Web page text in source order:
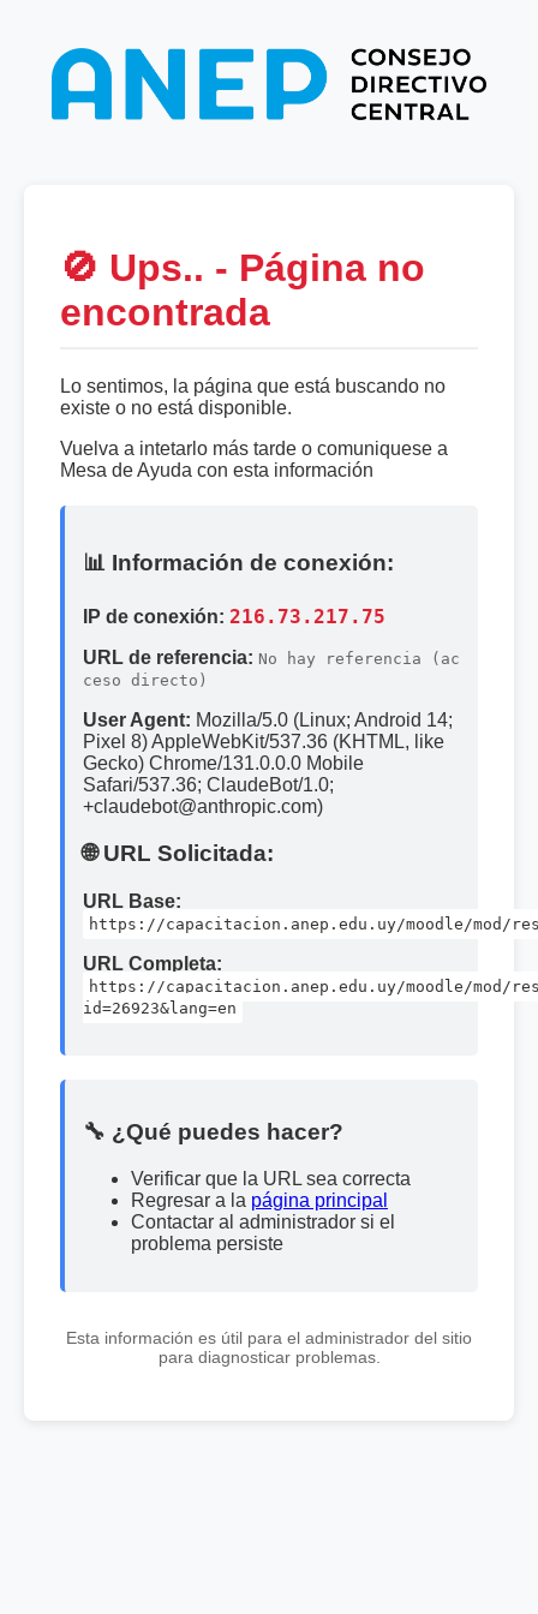
🚫 Ups.. - Página no
encontrada
Lo sentimos, la página que está buscando no
existe o no está disponible.
Vuelva a intetarlo más tarde o comuniquese a
Mesa de Ayuda con esta información
📊 Información de conexión:
IP de conexión: 216.73.217.75
URL de referencia: No hay referencia (ac
ceso directo)
User Agent: Mozilla/5.0 (Linux; Android 14;
Pixel 8) AppleWebKit/537.36 (KHTML, like
Gecko) Chrome/131.0.0.0 Mobile
Safari/537.36; ClaudeBot/1.0;
+claudebot@anthropic.com)
🌐 URL Solicitada:
URL Base:
https://capacitacion.anep.edu.uy/moodle/mod/
URL Completa:
https://capacitacion.anep.edu.uy/moodle/mod/
id=26923&lang=en
🔧 ¿Qué puedes hacer?
Verificar que la URL sea correcta
Regresar a la página principal
Contactar al administrador si el
problema persiste
Esta información es útil para el administrador del sitio
para diagnosticar problemas.